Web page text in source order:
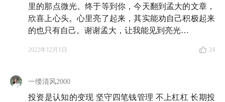
里的那点微光。终于等到你，今天翻到孟大的文章，
欣喜上心头。心里亮了起来，其实能劝自己积极起来
的也只有自己。谢谢孟大，让我能见到亮光…
2022年12月1日 24
一缕清风2000
投资是认知的变现 坚守四笔钱管理 不上杠杠 长期投